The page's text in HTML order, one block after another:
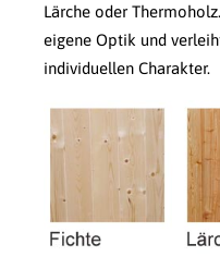
Lärche oder
eigene Optik und
individuellen Charakter.